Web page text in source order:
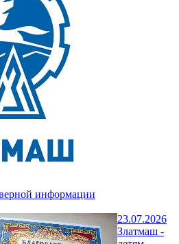
информации
23.07.2026
Златмаш -